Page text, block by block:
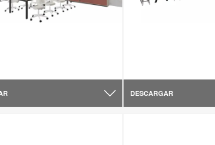
DESCARGAR